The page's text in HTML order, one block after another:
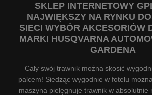
SKLEP INTERNETOWY
NAJWIĘKSZY NA RYNKU
SIECI WYBÓR AKCESORIÓW
MARKI HUSQVARNA
GARDENA
Cały swój trawnik można skosić
palcem! Siedząc wygodnie w fotelu
maszyna pielęgnuje trawnik w absolutnie